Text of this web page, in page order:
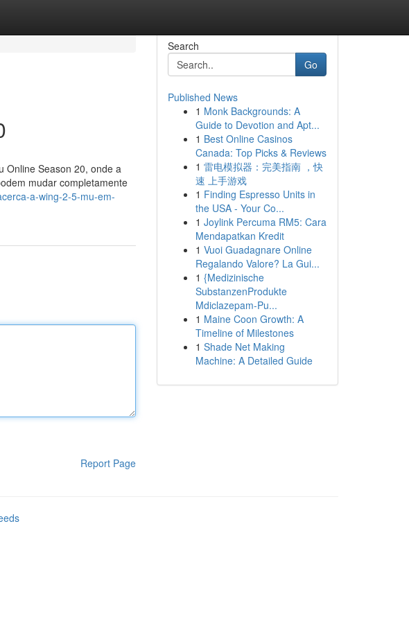
Online Season 20, onde a
mudar completamente
a-wing-2-5-mu-em-
Report Page
Search
Go
Published News
1 Monk Backgrounds: A
Guide to Devotion and Apt...
1 Best Online Casinos
Canada: Top Picks & Reviews
1 雷电模拟器：完美指南 ，快
速 上手游戏
1 Finding Espresso Units in
the USA - Your Co...
1 Joylink Percuma RM5: Cara
Mendapatkan Kredit
1 Vuoi Guadagnare Online
Regalando Valore? La Gui...
1 {Medizinische
SubstanzenProdukte
Mdiclazepam-Pu...
1 Maine Coon Growth: A
Timeline of Milestones
1 Shade Net Making
Machine: A Detailed Guide